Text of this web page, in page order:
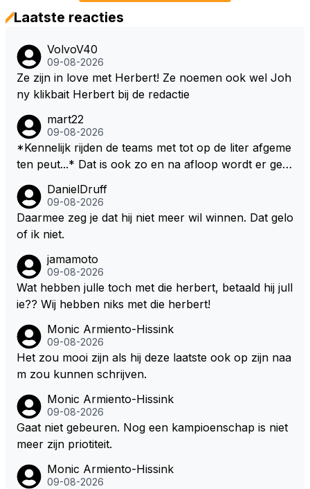
Laatste reacties
VolvoV40
09-08-2026
Ze zijn in love met Herbert! Ze noemen ook wel Joh
ny klikbait Herbert bij de redactie
mart22
09-08-2026
*Kennelijk rijden de teams met tot op de liter afgeme
ten peut...* Dat is ook zo en na afloop wordt er gec
zitten. Om die reden is Vettel ooit gediskwalificeerd. J
e hoort soms ook wel eens dat ze brandstoof moete
n sparen als de race engineer denkt dat ze die ene li
door die 1 liter te verhogen naar bijv. 5 liter en dan di
e ronden achter SC niet mee te tellen. Na x ronden
SC moet er na afloop niet nog 5 maar x liter inzitten.
DanielDruff
09-08-2026
Daarmee zeg je dat hij niet meer wil winnen. Dat gelo
of ik niet.
jamamoto
09-08-2026
Wat hebben julle toch met die herbert, betaald hij jull
ie?? Wij hebben niks met die herbert!
Monic Armiento-Hissink
09-08-2026
Het zou mooi zijn als hij deze laatste ook op zijn naa
m zou kunnen schrijven.
Monic Armiento-Hissink
09-08-2026
Gaat niet gebeuren. Nog een kampioenschap is niet
meer zijn priotiteit.
Monic Armiento-Hissink
09-08-2026